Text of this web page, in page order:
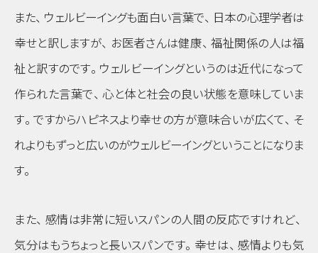
また、 ウェルビーイングも面白い言葉で、
日本の心理学者は
幸せと訳しますが、 お医者さんは健康、 福祉関係の人は福
祉と訳すのです。 ウェルビーイングというのは近代になって
作られた言葉で、 心と体と社会の良い状態を意味していま
す。 ですからハピネスより幸せの方が意味合いが広くて、 そ
れよりもずっと広いのがウェルビーイングということになりま
す。
また、 感情は非常に短いスパンの人間の反応ですけれど、
気分はもうちょっと長いスパンです。 幸せは、 感情よりも気